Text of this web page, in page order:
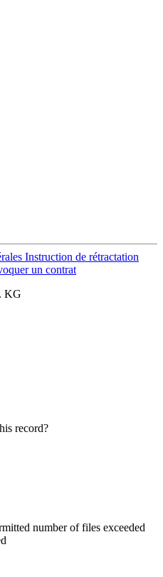
Instruction de rétractation
un contrat
KG
record?
number of files exceeded